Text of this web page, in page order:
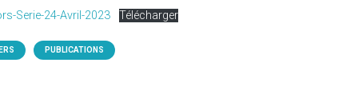
Serie-24-Avril-2023 Télécharger
PUBLICATIONS